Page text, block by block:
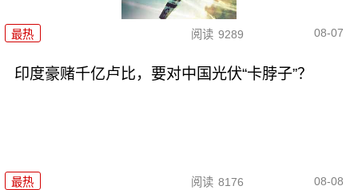
最热 阅读 9289 08-07
印度豪赌千亿卢比，要对中国光伏“卡脖子”？
最热 阅读 8176 08-08